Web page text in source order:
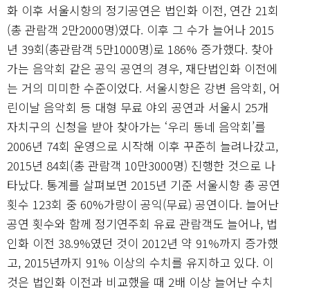
화 이후 서울시향의 정기공연은 법인화 이전, 연간 21회
(총 관람객 2만2000명)였다. 이후 그 수가 늘어나 2015
년 39회(총관람객 5만1000명)로 186% 증가했다. 찾아
가는 음악회 같은 공익 공연의 경우, 재단법인화 이전에
는 거의 미미한 수준이었다. 서울시향은 강변 음악회, 어
린이날 음악회 등 대형 무료 야외 공연과 서울시 25개
자치구의 신청을 받아 찾아가는 ‘우리 동네 음악회’를
2006년 74회 운영으로 시작해 이후 꾸준히 늘려나갔고,
2015년 84회(총 관람객 10만3000명) 진행한 것으로 나
타났다. 통계를 살펴보면 2015년 기준 서울시향 총 공연
횟수 123회 중 60%가량이 공익(무료) 공연이다. 늘어난
공연 횟수와 함께 정기연주회 유료 관람객도 늘어나, 법
인화 이전 38.9%였던 것이 2012년 약 91%까지 증가했
고, 2015년까지 91% 이상의 수치를 유지하고 있다. 이
것은 법인화 이전과 비교했을 때 2배 이상 늘어난 수치